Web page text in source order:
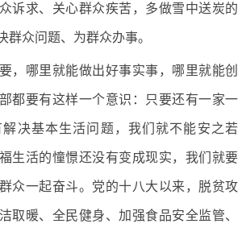
诉求、关心群众疾苦，多做雪中送炭的
群众问题、为群众办事。
哪里就能做出好事实事，哪里就能创
都要有这样一个意识：只要还有一家一
决基本生活问题，我们就不能安之若
生活的憧憬还没有变成现实，我们就要
众一起奋斗。党的十八大以来，脱贫攻
取暖、全民健身、加强食品安全监管、